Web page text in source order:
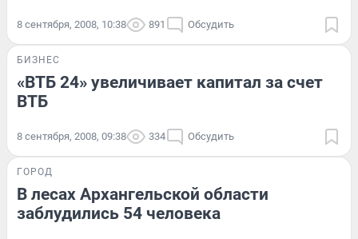
8 сентября, 2008, 10:38 891 Обсудить
БИЗНЕС
«ВТБ 24» увеличивает капитал за счет
ВТБ
8 сентября, 2008, 09:38 334 Обсудить
ГОРОД
В лесах Архангельской области
заблудились 54 человека